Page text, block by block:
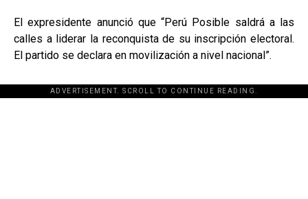
El expresidente anunció que “Perú Posible saldrá a las
calles a liderar la reconquista de su inscripción electoral.
El partido se declara en movilización a nivel nacional”.
ADVERTISEMENT. SCROLL TO CONTINUE READING.